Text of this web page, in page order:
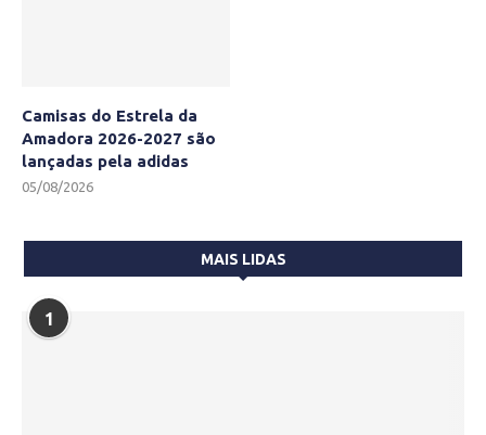
Camisas do Estrela da
Amadora 2026-2027 são
lançadas pela adidas
05/08/2026
MAIS LIDAS
1